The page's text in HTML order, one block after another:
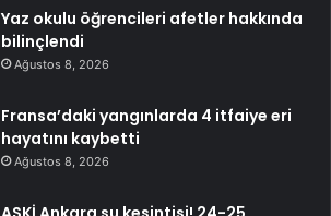
Yaz okulu öğrencileri afetler hakkında
bilinçlendi
Ağustos 8, 2026
Fransa’daki yangınlarda 4 itfaiye eri
hayatını kaybetti
Ağustos 8, 2026